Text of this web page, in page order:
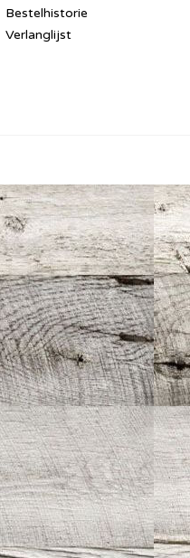
Bestelhistorie
Verlanglijst